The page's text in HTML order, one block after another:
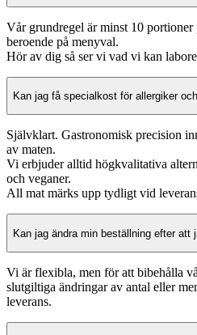
Vår grundregel är minst 10 portioner
beroende på menyval.
Hör av dig så ser vi vad vi kan
Kan jag få specialkost för allergiker
Självklart. Gastronomisk precision
av maten.
Vi erbjuder alltid högkvalitativa
och veganer.
All mat märks upp tydligt vid
Kan jag ändra min beställning efter att
Vi är flexibla, men för att bibehålla
slutgiltiga ändringar av antal eller
leverans.